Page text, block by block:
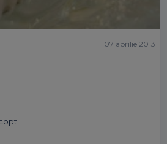
07 aprilie 2013